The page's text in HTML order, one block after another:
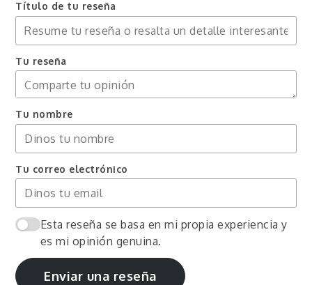
Título de tu reseña
Tu reseña
Tu nombre
Tu correo electrónico
Esta reseña se basa en mi propia experiencia y
es mi opinión genuina.
Enviar una reseña